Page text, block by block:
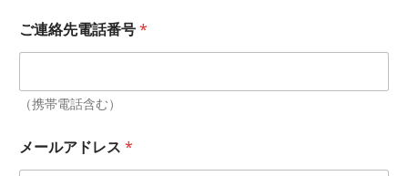
ド
レ
*
ご連絡先電話番号*
（携帯電話含む）
メールアドレス *